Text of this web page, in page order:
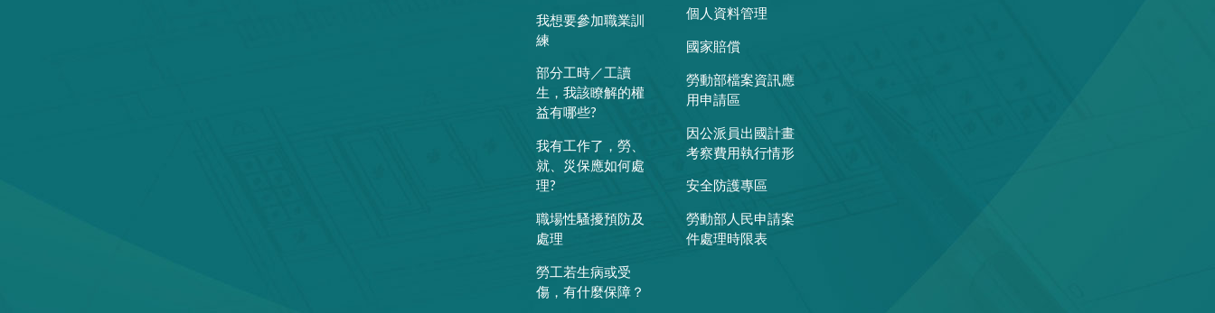
我想要參加職業訓
練
部分工時／工讀
生，我該瞭解的權
益有哪些?
我有工作了，勞、
就、災保應如何處
理?
職場性騷擾預防及
處理
勞工若生病或受
傷，有什麼保障？
個人資料管理
國家賠償
勞動部檔案資訊應
用申請區
因公派員出國計畫
考察費用執行情形
安全防護專區
勞動部人民申請案
件處理時限表